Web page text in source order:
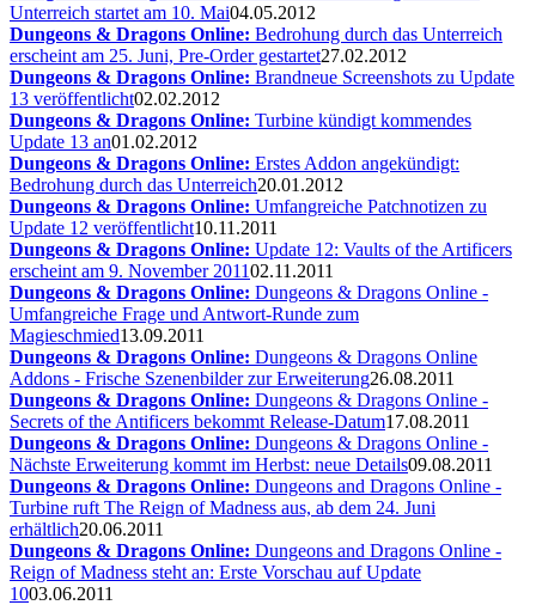
Unterreich startet am 10. Mai04.05.2012
Dungeons & Dragons Online: Bedrohung durch das Unterreich
erscheint am 25. Juni, Pre-Order gestartet27.02.2012
Dungeons & Dragons Online: Brandneue Screenshots zu Update
13 veröffentlicht02.02.2012
Dungeons & Dragons Online: Turbine kündigt kommendes
Update 13 an01.02.2012
Dungeons & Dragons Online: Erstes Addon angekündigt:
Bedrohung durch das Unterreich20.01.2012
Dungeons & Dragons Online: Umfangreiche Patchnotizen zu
Update 12 veröffentlicht10.11.2011
Dungeons & Dragons Online: Update 12: Vaults of the Artificers
erscheint am 9. November 201102.11.2011
Dungeons & Dragons Online: Dungeons & Dragons Online -
Umfangreiche Frage und Antwort-Runde zum
Magieschmied13.09.2011
Dungeons & Dragons Online: Dungeons & Dragons Online
Addons - Frische Szenenbilder zur Erweiterung26.08.2011
Dungeons & Dragons Online: Dungeons & Dragons Online -
Secrets of the Antificers bekommt Release-Datum17.08.2011
Dungeons & Dragons Online: Dungeons & Dragons Online -
Nächste Erweiterung kommt im Herbst: neue Details09.08.2011
Dungeons & Dragons Online: Dungeons and Dragons Online -
Turbine ruft The Reign of Madness aus, ab dem 24. Juni
erhältlich20.06.2011
Dungeons & Dragons Online: Dungeons and Dragons Online -
Reign of Madness steht an: Erste Vorschau auf Update
1003.06.2011